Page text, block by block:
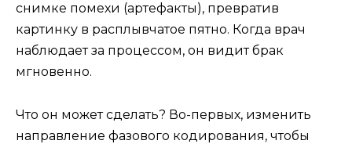
снимке помехи (артефакты), превратив
картинку в расплывчатое пятно. Когда врач
наблюдает за процессом, он видит брак
мгновенно.
Что он может сделать? Во-первых, изменить
направление фазового кодирования, чтобы